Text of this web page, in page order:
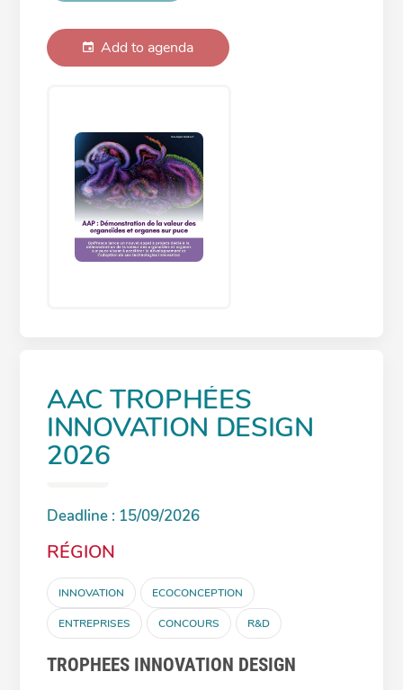
Add to agenda
AAC TROPHÉES
INNOVATION DESIGN
2026
Deadline : 15/09/2026
RÉGION
INNOVATION ECOCONCEPTION
ENTREPRISES CONCOURS R&D
TROPHEES INNOVATION DESIGN